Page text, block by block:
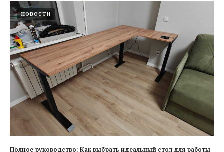
НОВОСТИ
Полное руководство: Как выбрать идеальный стол для работы